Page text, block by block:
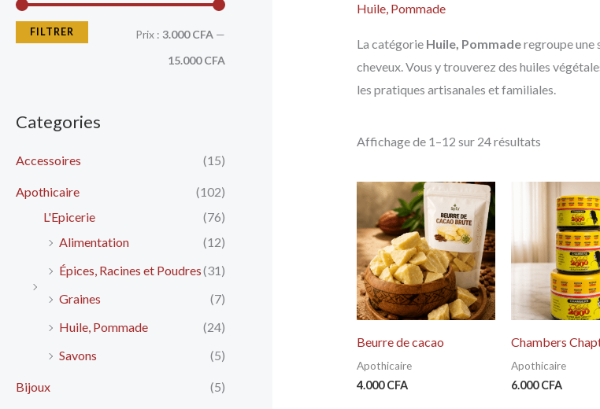
FILTRER Prix : 3.000 CFA —
15.000 CFA
Categories
Accessoires (15)
Apothicaire
(102)
L'Epicerie
(76)
Alimentation
(12)
Épices, Racines et Poudres(31)
Graines
(7)
Huile, Pommade
(24)
Savons
(5)
Bijoux (5)
Huile, Pommade
La catégorie Huile, Pommaderegroupe une
cheveux. Vous y trouverez des huiles
les pratiques artisanales et familiales.
Affichage de 1–12 sur 24 résultats
Beurre de cacao
Apothicaire
4.000CFA
Chambers
Apothicaire
6.000CFA